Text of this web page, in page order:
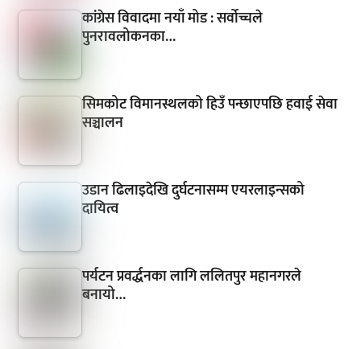
कांग्रेस विवादमा नयाँ मोड : सर्वोच्चले
पुनरावलोकनका…
सिमकोट विमानस्थलको हिउँ पन्छाएपछि हवाई सेवा
सञ्चालन
उडान ढिलाइदेखि दुर्घटनासम्म एयरलाइन्सको
दायित्व
पर्यटन प्रवर्द्धनका लागि ललितपुर महानगरले
बनायो…